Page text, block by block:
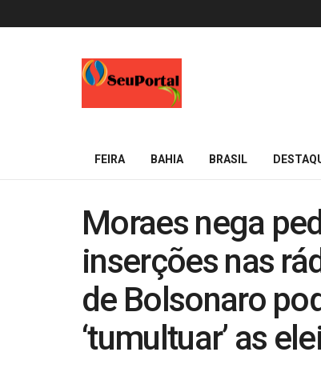
FEIRA BAHIA BRASIL
Moraes nega
inserções nas
de Bolsonaro
‘tumultuar’ as